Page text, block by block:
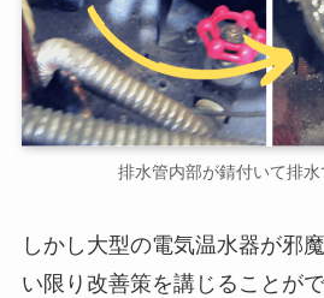
排水管内部が錆付いて排
しかし大型の電気温水器が邪
い限り改善策を講じることがで